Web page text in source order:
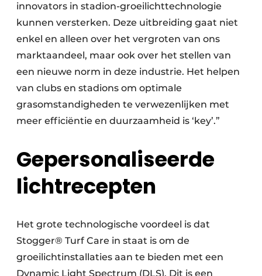
innovators in stadion-groeilichttechnologie
kunnen versterken. Deze uitbreiding gaat niet
enkel en alleen over het vergroten van ons
marktaandeel, maar ook over het stellen van
een nieuwe norm in deze industrie. Het helpen
van clubs en stadions om optimale
grasomstandigheden te verwezenlijken met
meer efficiëntie en duurzaamheid is ‘key’.”
Gepersonaliseerde
lichtrecepten
Het grote technologische voordeel is dat
Stogger® Turf Care in staat is om de
groeilichtinstallaties aan te bieden met een
Dynamic Light Spectrum (DLS). Dit is een